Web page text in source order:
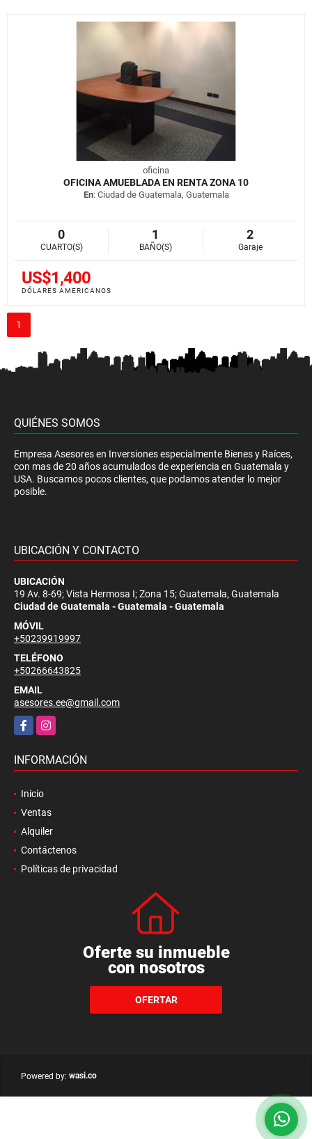
oficina
OFICINA AMUEBLADA EN RENTA ZONA 10
En: Ciudad de Guatemala, Guatemala
0
CUARTO(S)
1
BAÑO(S)
2
Garaje
US$1,400
DÓLARES AMERICANOS
1
QUIÉNES SOMOS
Empresa Asesores en Inversiones especialmente Bienes y Raíces,
con mas de 20 años acumulados de experiencia en Guatemala y
USA. Buscamos pocos clientes, que podamos atender lo mejor
posible.
UBICACIÓN Y CONTACTO
UBICACIÓN
19 Av. 8-69; Vista Hermosa I; Zona 15; Guatemala, Guatemala
Ciudad de Guatemala - Guatemala - Guatemala
MÓVIL
+50239919997
TELÉFONO
+50266643825
EMAIL
asesores.ee@gmail.com
FacebookInstagram
INFORMACIÓN
Inicio
Ventas
Alquiler
Contáctenos
Políticas de privacidad
Oferte su inmueble
con nosotros
OFERTAR
Powered by: wasi.co